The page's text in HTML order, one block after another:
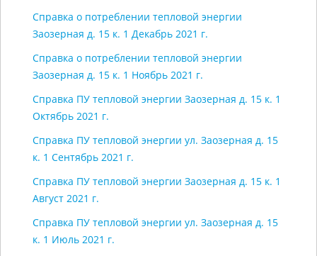
Справка о потреблении тепловой энергии
Заозерная д. 15 к. 1 Декабрь 2021 г.
Справка о потреблении тепловой энергии
Заозерная д. 15 к. 1 Ноябрь 2021 г.
Справка ПУ тепловой энергии Заозерная д. 15 к. 1
Октябрь 2021 г.
Справка ПУ тепловой энергии ул. Заозерная д. 15
к. 1 Сентябрь 2021 г.
Справка ПУ тепловой энергии Заозерная д. 15 к. 1
Август 2021 г.
Справка ПУ тепловой энергии ул. Заозерная д. 15
к. 1 Июль 2021 г.